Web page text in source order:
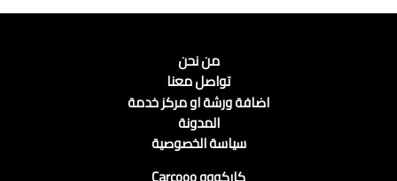
من نحن
تواصل معنا
اضافة ورشة او مركز خدمة
المدونة
سياسة الخصوصية